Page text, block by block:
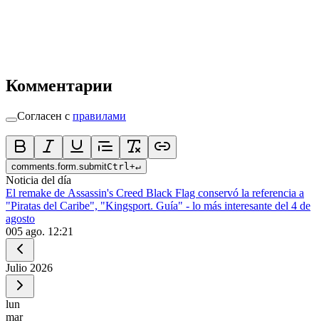
Комментарии
Согласен с правилами
comments.form.submitCtrl +↵
Noticia del día
El remake de Assassin's Creed Black Flag conservó la referencia a
"Piratas del Caribe", "Kingsport. Guía" - lo más interesante del 4 de
agosto
005 ago. 12:21
Julio 2026
lun
mar